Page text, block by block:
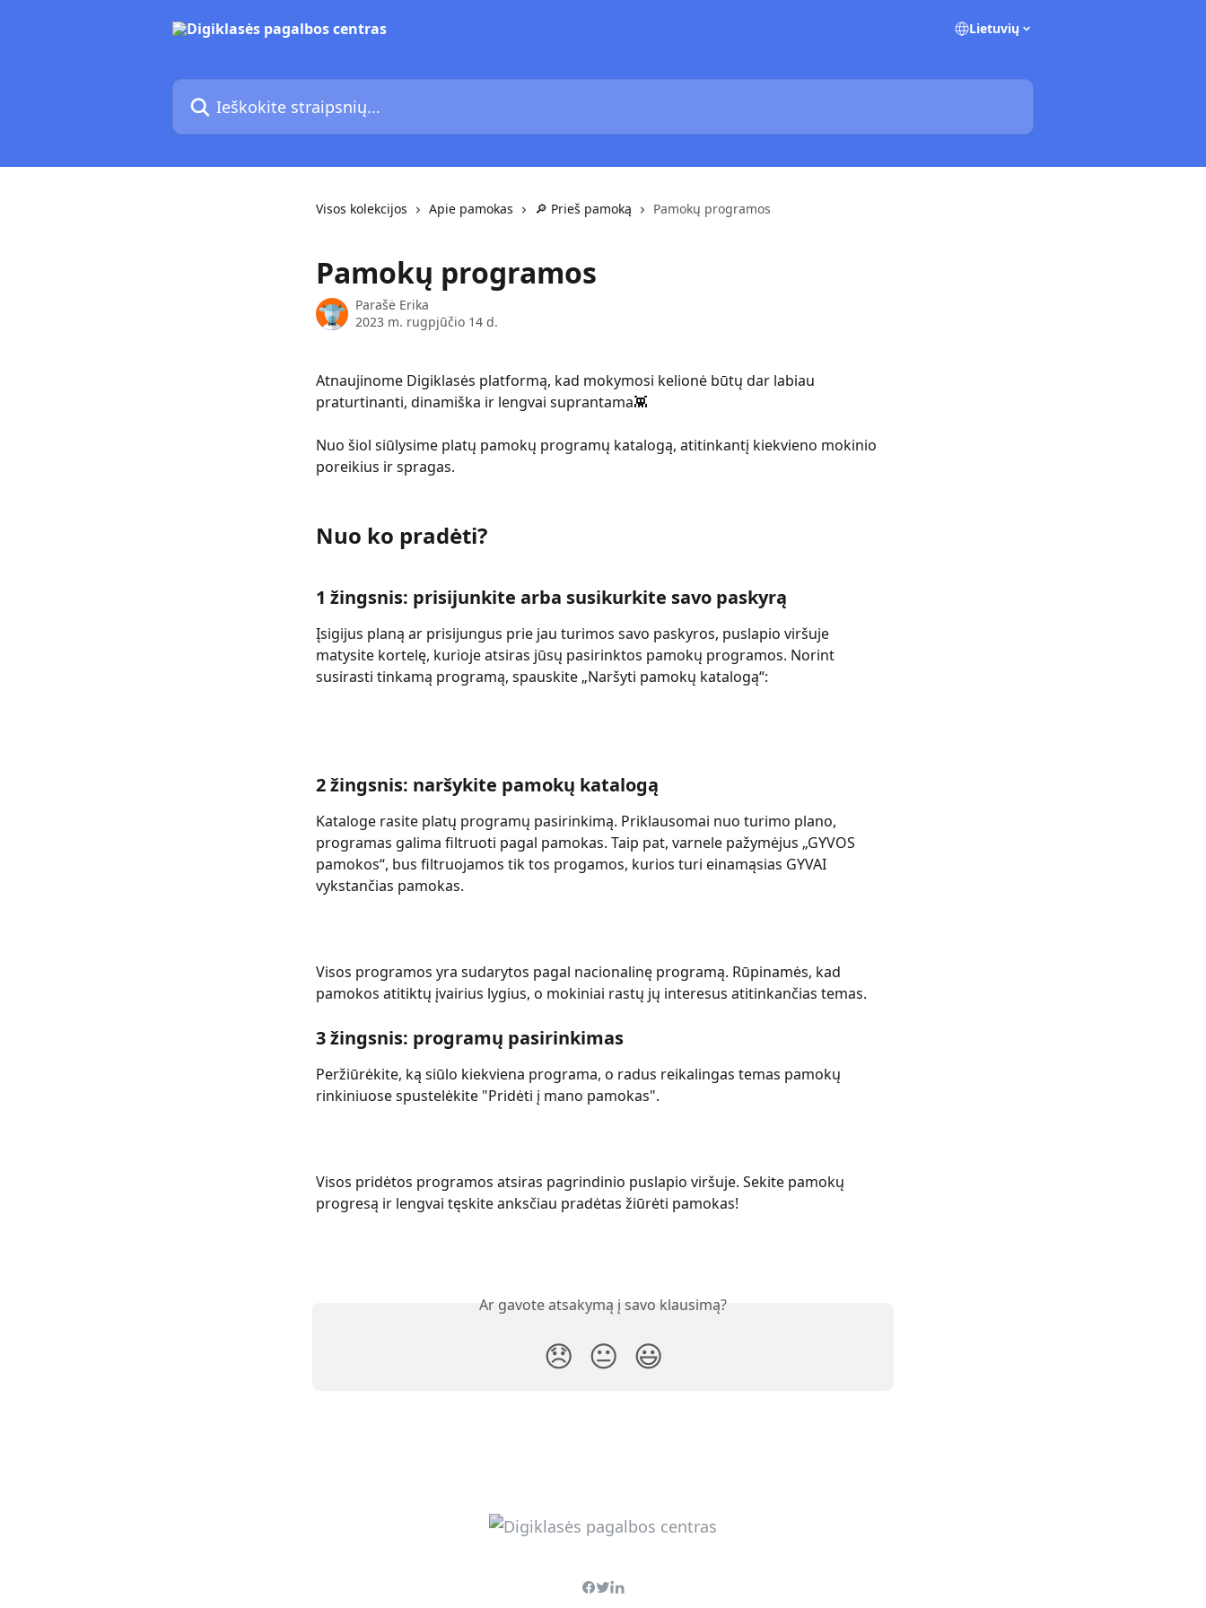
Lietuvių
Ieškokite straipsnių...
Visos kolekcijos Apie pamokas 🔎 Prieš pamoką Pamokų programos
Pamokų programos
Parašė Erika
2023 m. rugpjūčio 14 d.
Atnaujinome Digiklasės platformą, kad mokymosi kelionė būtų dar labiau
praturtinanti, dinamiška ir lengvai suprantama👾
Nuo šiol siūlysime platų pamokų programų katalogą, atitinkantį kiekvieno mokinio
poreikius ir spragas.
Nuo ko pradėti?
1 žingsnis: prisijunkite arba susikurkite savo paskyrą
Įsigijus planą ar prisijungus prie jau turimos savo paskyros, puslapio viršuje
matysite kortelę, kurioje atsiras jūsų pasirinktos pamokų programos. Norint
susirasti tinkamą programą, spauskite „Naršyti pamokų katalogą“:
2 žingsnis: naršykite pamokų katalogą
Kataloge rasite platų programų pasirinkimą. Priklausomai nuo turimo plano,
programas galima filtruoti pagal pamokas. Taip pat, varnele pažymėjus „GYVOS
pamokos“, bus filtruojamos tik tos progamos, kurios turi einamąsias GYVAI
vykstančias pamokas.
Visos programos yra sudarytos pagal nacionalinę programą. Rūpinamės, kad
pamokos atitiktų įvairius lygius, o mokiniai rastų jų interesus atitinkančias temas.
3 žingsnis: programų pasirinkimas
Peržiūrėkite, ką siūlo kiekviena programa, o radus reikalingas temas pamokų
rinkiniuose spustelėkite "Pridėti į mano pamokas".
Visos pridėtos programos atsiras pagrindinio puslapio viršuje. Sekite pamokų
progresą ir lengvai tęskite anksčiau pradėtas žiūrėti pamokas!
Ar gavote atsakymą į savo klausimą?
😞 😐 😃